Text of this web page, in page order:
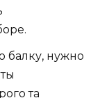
балку, нужно
та